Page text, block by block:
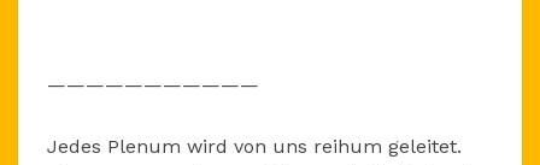
———————————
Jedes Plenum wird von uns reihum geleitet.